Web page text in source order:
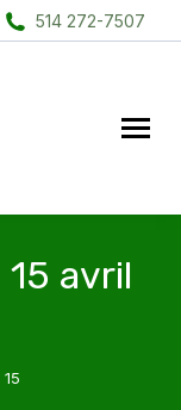
514 272-7507
15 avril
15